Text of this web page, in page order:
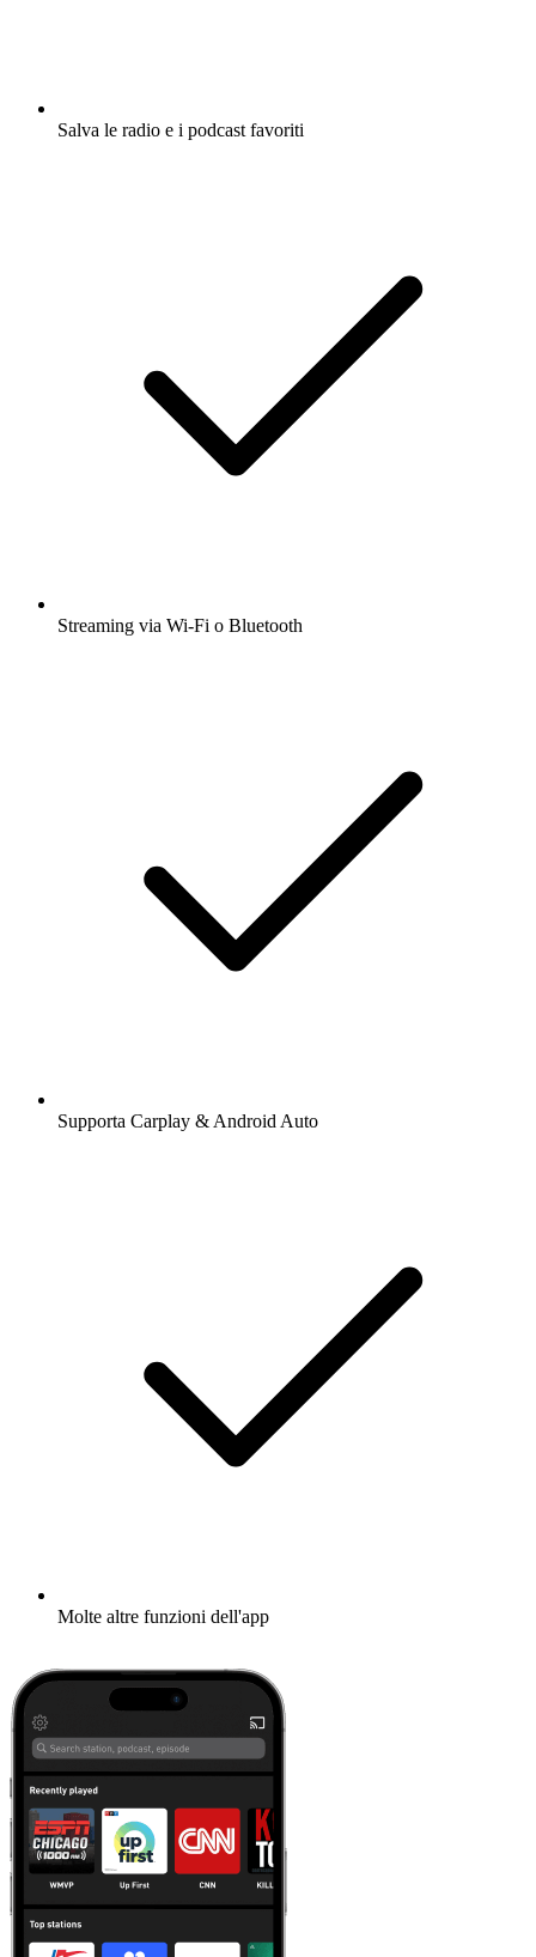
Salva le radio e i podcast favoriti
Streaming via Wi-Fi o Bluetooth
Supporta Carplay & Android Auto
Molte altre funzioni dell'app